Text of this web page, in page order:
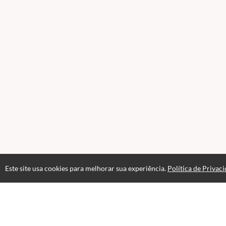
Este site usa cookies para melhorar sua experiência. Política de